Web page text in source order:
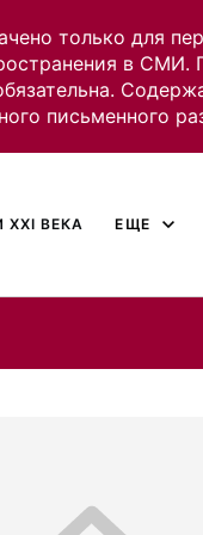
только для
в СМИ.
письменного
ВЕКА ЕЩЕ